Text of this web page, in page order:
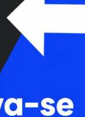
Colunas
Colaboradores
Cursos